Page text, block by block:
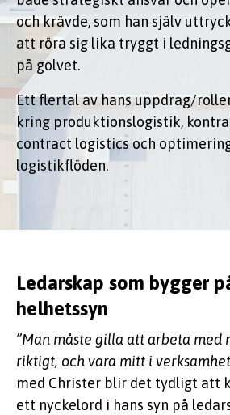
och krävde, som han själv
att röra sig lika tryggt i
på golvet.
Ett flertal av hans uppdrag/
kring produktionslogistik,
contract logistics och
logistikflöden.
Ledarskap som bygger
helhetssyn
”Man måste gilla att arbeta med
riktigt, och vara mitt i
med Christer blir det tydligt att
ett nyckelord i hans syn på